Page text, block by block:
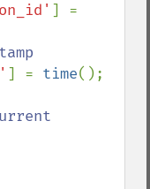
] = time();